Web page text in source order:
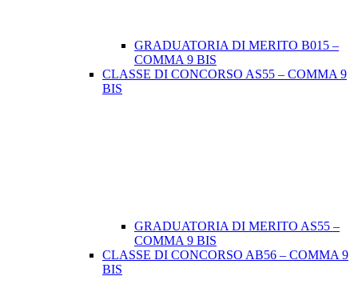
GRADUATORIA DI MERITO B015 –
COMMA 9 BIS
CLASSE DI CONCORSO AS55 – COMMA 9
BIS
GRADUATORIA DI MERITO AS55 –
COMMA 9 BIS
CLASSE DI CONCORSO AB56 – COMMA 9
BIS